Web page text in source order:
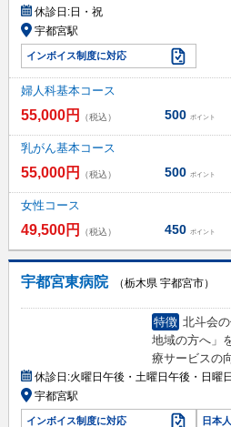
休診日:日・祝
宇都宮駅
インボイス制度に対応
婦人科基本コース
55,000円 （税込） 500 ポイント
乳がん基本コース
55,000円 （税込） 500 ポイント
女性コース
49,500円 （税込） 450 ポイント
宇都宮東病院
（栃木県 宇都宮市）
特徴 北斗会
地域の方へ」
療サービスの
休診日:火曜日午後・土曜日午後・日曜
宇都宮駅
インボイス制度に対応 日本